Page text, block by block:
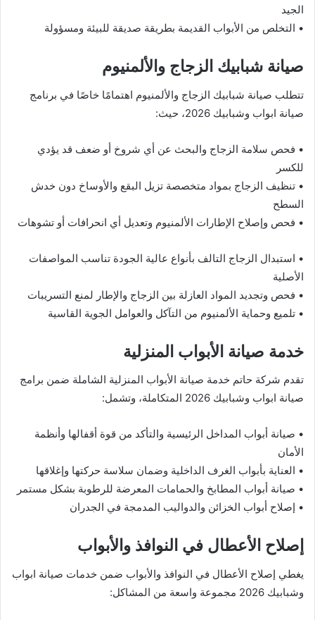
الجيد
• التخلص من الأبواب القديمة بطريقة صديقة للبيئة ومسؤولة
صيانة شبابيك الزجاج والألمنيوم
تتطلب صيانة شبابيك الزجاج والألمنيوم اهتمامًا خاصًا في برنامج
صيانة ابواب وشبابيك 2026، حيث:
• فحص سلامة الزجاج والبحث عن أي شروخ أو ضعف قد يؤدي
للكسر
• تنظيف الزجاج بمواد متخصصة تزيل البقع والأوساخ دون خدش
السطح
• فحص وإصلاح الإطارات الألمنيوم وتعديل أي انحرافات أو تشوهات
• استبدال الزجاج التالف بأنواع عالية الجودة تناسب المواصفات
الأصلية
• فحص وتجديد المواد العازلة بين الزجاج والإطار لمنع التسريبات
• تلميع وحماية الألمنيوم من التآكل والعوامل الجوية القاسية
خدمة صيانة الأبواب المنزلية
تقدم شركة حاتم خدمة صيانة الأبواب المنزلية الشاملة ضمن برامج
صيانة ابواب وشبابيك 2026 المتكاملة، وتشمل:
• صيانة أبواب المداخل الرئيسية والتأكد من قوة أقفالها وأنظمة
الأمان
• العناية بأبواب الغرف الداخلية وضمان سلاسة حركتها وإغلاقها
• صيانة أبواب المطابخ والحمامات المعرضة للرطوبة بشكل مستمر
• إصلاح أبواب الخزائن والدواليب المدمجة في الجدران
إصلاح الأعطال في النوافذ والأبواب
يغطي إصلاح الأعطال في النوافذ والأبواب ضمن خدمات صيانة ابواب
وشبابيك 2026 مجموعة واسعة من المشاكل: